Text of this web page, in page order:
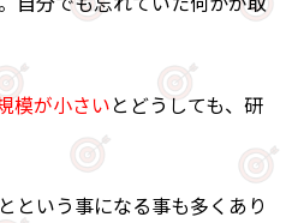
模が小さいとどうしても、研
という事になる事も多くあり